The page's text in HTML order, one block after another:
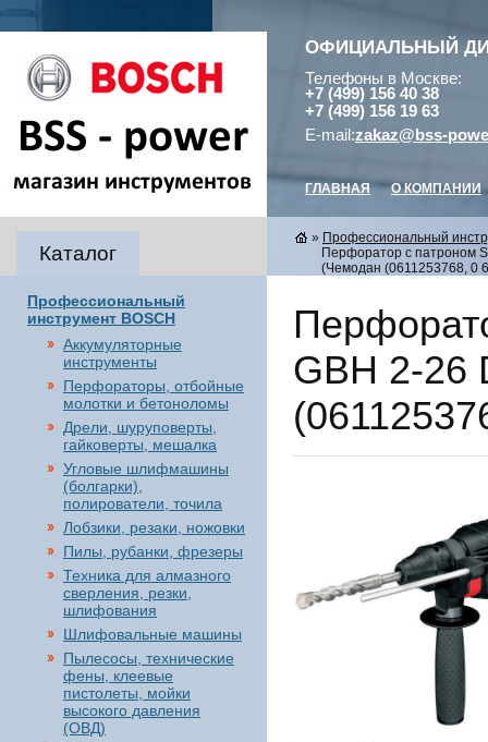
ОФИЦИАЛЬНЫЙ
Телефоны в Москве:
+7 (499) 156 40 38
+7 (499) 156 19 63
E-mail:zakaz@bss-
ГЛАВНАЯ О КОМПАНИИ
Каталог
Профессиональный
инструмент BOSCH
Аккумуляторные
инструменты
Перфораторы, отбойные
молотки и бетоноломы
Дрели, шуруповерты,
гайковерты, мешалка
Угловые шлифмашины
(болгарки),
полирователи, точила
Лобзики, резаки, ножовки
Пилы, рубанки, фрезеры
Техника для алмазного
сверления, резки,
шлифования
Шлифовальные машины
Пылесосы, технические
фены, клеевые
пистолеты, мойки
высокого давления
(ОВД)
» Профессиональный
Перфоратор с патроном
(Чемодан (0611253768, 0
GBH 2-26